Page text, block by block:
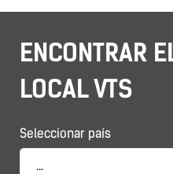
ENCONTRAR
LOCALVTS
Seleccionar país
...